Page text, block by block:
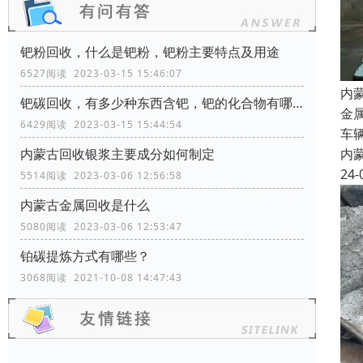
钯粉回收，什么是钯粉，钯粉主要特点及用途
6527阅读 2023-03-15 15:46:07
钯碳回收，有多少种东西含钯，钯的化合物有哪些？
6429阅读 2023-03-15 15:44:54
内蒙古回收银浆主要成分如何制定
5514阅读 2023-03-06 12:56:58
内蒙古金属回收是什么
5080阅读 2023-03-06 12:53:47
铂碳提炼方式有哪些？
3068阅读 2021-10-08 14:47:43
内
金
车
内
24-